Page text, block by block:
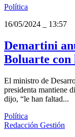
Política
16/05/2024
13:57
Demartini
Boluarte con
El ministro de
presidenta mantiene
dijo, “le han faltad...
Política
Redacción Gestión